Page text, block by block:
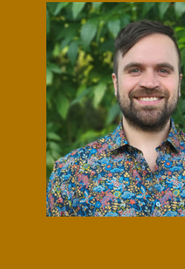
Universidad de los Andes | Vigilada
jurídica: Resolución 28 del 23 de febrero
Teléfono
[+57] (601) 339 4949